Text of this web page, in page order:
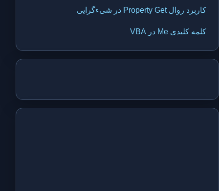
کاربرد روال Property Get در شیءگرایی
کلمه کلیدی Me در VBA